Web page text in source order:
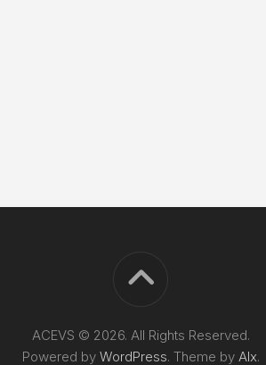
ACEVS © 2026. All Rights Reserved.
Powered by WordPress. Theme by Alx.